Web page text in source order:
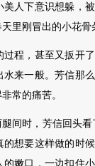
下意识想躲，被
里刚冒出的小花骨
，甚至又扳开了
来一般。芳信那
常的痛苦。
时，芳信回头看
想要这样做的时
的嫩口，一边扣住